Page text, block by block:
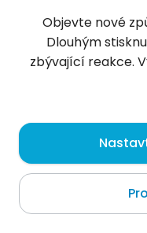
Jacek
Baranów
O mně
Objevte nové
Dlouhým
zbývající reakce.